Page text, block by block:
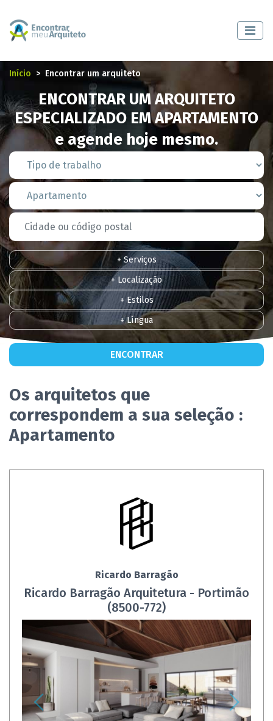
Início Encontrar um arquiteto
ENCONTRAR UM ARQUITETO
ESPECIALIZADO EM APARTAMENTO
e agende hoje mesmo.
+ Serviços
+ Localização
+ Estilos
+ Língua
ENCONTRAR
Os arquitetos que
correspondem a sua seleção :
Apartamento
Ricardo Barragão
Ricardo Barragão Arquitetura - Portimão
(8500-772)